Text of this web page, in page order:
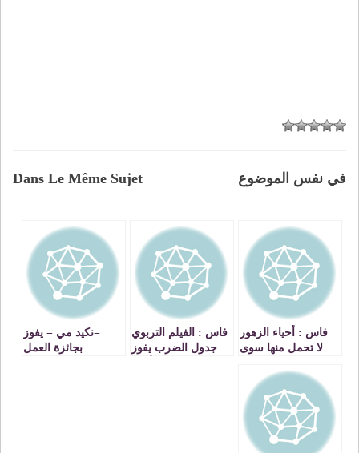
Dans Le Même Sujet في نفس الموضوع
فاس : أحياء الزهور
لا تحمل منها سوى
فاس : الفيلم التربوي
جدول الضرب يفوز
=نكيد مي = يفوز
بجائزة العمل